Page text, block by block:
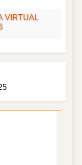
VIRTUAL
VIRTUAL
VIRTUAL